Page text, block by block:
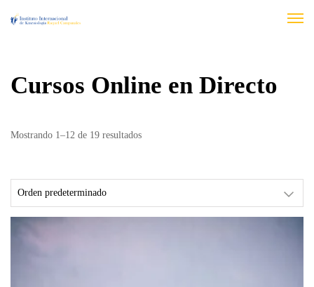
Cursos Online en Directo
Mostrando 1–12 de 19 resultados